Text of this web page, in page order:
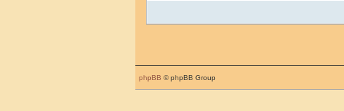
phpBB © phpBB Group